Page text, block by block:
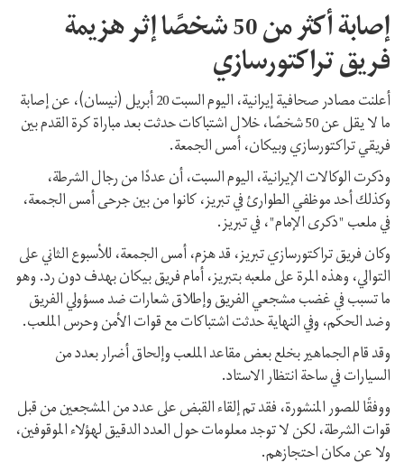
إصابة أكثر من 50 شخصًا إثر هزيمة
فريق تراكتورسازي
أعلنت مصادر صحافية إيرانية، اليوم السبت 20 أبريل (نيسان)، عن إصابة
ما لا يقل عن 50 شخصًا، خلال اشتباکات حدثت بعد مباراة کرة القدم بين
فريقي تراكتورسازي وبيکان، أمس الجمعة.
وذكرت الوكالات الإيرانية، اليوم السبت، أن عددًا من رجال الشرطة،
وکذلك أحد موظفي الطوارئ في تبريز، كانوا من بين جرحى أمس الجمعة،
في ملعب "ذکرى الإمام"، في تبريز.
وكان فريق تراكتورسازي تبريز، قد هزم، أمس الجمعة، للأسبوع الثاني على
التوالي، وهذه المرة على ملعبه بتبريز، أمام فريق بيکان بهدف دون رد. وهو
ما تسبب في غضب مشجعي الفريق وإطلاق شعارات ضد مسؤولي الفريق
وضد الحكم، وفي النهاية حدثت اشتباكات مع قوات الأمن وحرس الملعب.
وقد قام الجماهير بخلع بعض مقاعد الملعب وإلحاق أضرار بعدد من
السيارات في ساحة انتظار الاستاد.
ووفقًا للصور المنشورة، فقد تم إلقاء القبض على عدد من المشجعين من قبل
قوات الشرطة، لكن لا توجد معلومات حول العدد الدقيق لهؤلاء الموقوفين،
ولا عن مکان احتجازهم.